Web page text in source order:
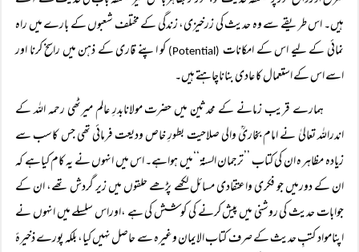
ہیں۔ اس طریقے سے وہ حدیث کی زرخیزی، زندگی کے مختلف شعبوں کے بارے میں راہ
نمائی کے لیے اس کے امکانات (Potential)
کو اپنے قاری کے ذہن میں راسخ کرنا اور
اسے اس کے استعمال کا عادی بناناچاہتے ہیں۔
ہمارے قریب زمانے کے محدثین میں حضرت مولانابدرِ عالم میرٹھی رحمہ اللہ کے
اندراللہ تعالیٰ نے امام بخاریؒ والی صلاحیت بطورِ خاص ودیعت فرمائی تھی جس کاسب سے
زیادہ مظاہر ہ ان کی کتاب ’’ترجمان السنۃ‘‘میں ہواہے۔ اس میں انہوں نے یہ کام کیاہے کہ
ان کے دورمیں جو فکری واعتقادی مسائل لکھے پڑھے حلقوں میں زیر گردش تھے، ان کے
جوابات حدیث کی روشنی میں پیش کرنے کی کوشش کی ہے ،اوراس سلسلے میں انہوں نے
اپنامواد کتبِ حدیث کے صرف کتاب الایمان وغیرہ سے حاصل نہیں کیا، بلکہ پورے ذخیرۂ